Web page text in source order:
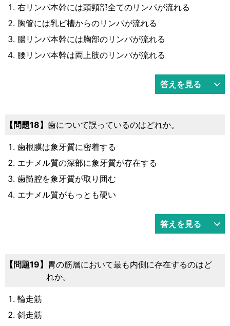
右リンパ本幹には頭頸部全てのリンパが流れる
胸管には乳ビ槽からのリンパが流れる
腸リンパ本幹には胸部のリンパが流れる
腰リンパ本幹は両上肢のリンパが流れる
答えを見る
18 歯について誤っているのはどれか。
歯根膜は象牙質に密着する
エナメル質の深部に象牙質が存在する
歯髄腔を象牙質が取り囲む
エナメル質がもっとも硬い
答えを見る
19
胃の筋層において最も内側に存在するのはど
れか。
輪走筋
斜走筋